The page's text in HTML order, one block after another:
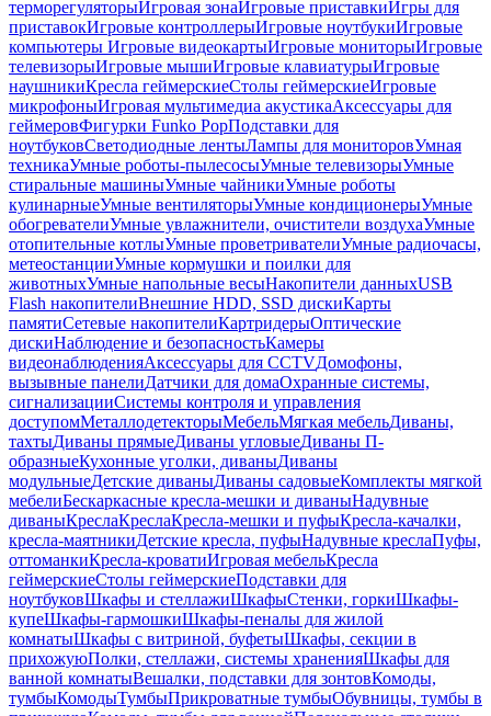
терморегуляторыИгровая зонаИгровые приставкиИгры для
приставокИгровые контроллерыИгровые ноутбукиИгровые
компьютеры Игровые видеокартыИгровые мониторыИгровые
телевизорыИгровые мышиИгровые клавиатурыИгровые
наушникиКресла геймерскиеСтолы геймерскиеИгровые
микрофоныИгровая мультимедиа акустикаАксессуары для
геймеровФигурки Funko PopПодставки для
ноутбуковСветодиодные лентыЛампы для мониторовУмная
техникаУмные роботы-пылесосыУмные телевизорыУмные
стиральные машиныУмные чайникиУмные роботы
кулинарныеУмные вентиляторыУмные кондиционерыУмные
обогревателиУмные увлажнители, очистители воздухаУмные
отопительные котлыУмные проветривателиУмные радиочасы,
метеостанцииУмные кормушки и поилки для
животныхУмные напольные весыНакопители данныхUSB
Flash накопителиВнешние HDD, SSD дискиКарты
памятиСетевые накопителиКартридерыОптические
дискиНаблюдение и безопасностьКамеры
видеонаблюденияАксессуары для CCTVДомофоны,
вызывные панелиДатчики для домаОхранные системы,
сигнализацииСистемы контроля и управления
доступомМеталлодетекторыМебельМягкая мебельДиваны,
тахтыДиваны прямыеДиваны угловыеДиваны П-
образныеКухонные уголки, диваныДиваны
модульныеДетские диваныДиваны садовыеКомплекты мягкой
мебелиБескаркасные кресла-мешки и диваныНадувные
диваныКреслаКреслаКресла-мешки и пуфыКресла-качалки,
кресла-маятникиДетские кресла, пуфыНадувные креслаПуфы,
оттоманкиКресла-кроватиИгровая мебельКресла
геймерскиеСтолы геймерскиеПодставки для
ноутбуковШкафы и стеллажиШкафыСтенки, горкиШкафы-
купеШкафы-гармошкиШкафы-пеналы для жилой
комнатыШкафы с витриной, буфетыШкафы, секции в
прихожуюПолки, стеллажи, системы храненияШкафы для
ванной комнатыВешалки, подставки для зонтовКомоды,
тумбыКомодыТумбыПрикроватные тумбыОбувницы, тумбы в